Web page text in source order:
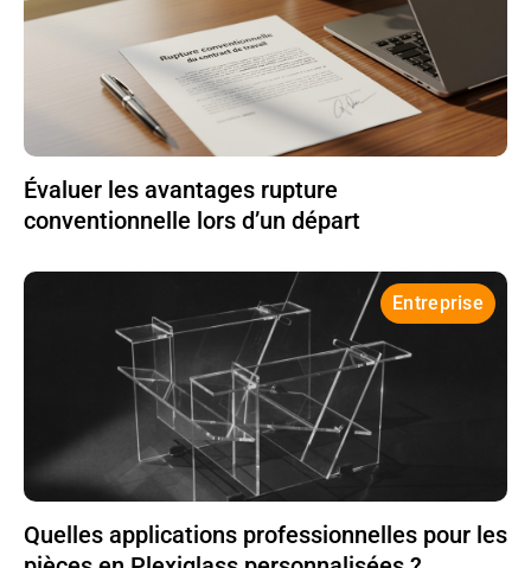
Évaluer les avantages rupture
conventionnelle lors d’un départ
Entreprise
Quelles applications professionnelles pour les